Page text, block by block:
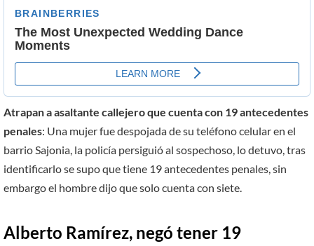
Atrapan a asaltante callejero que cuenta con 19 antecedentes
penales: Una mujer fue despojada de su teléfono celular en el
barrio Sajonia, la policía persiguió al sospechoso, lo detuvo, tras
identificarlo se supo que tiene 19 antecedentes penales, sin
embargo el hombre dijo que solo cuenta con siete.
Alberto Ramírez, negó tener 19